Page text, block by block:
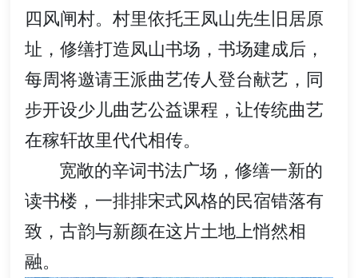
四风闸村。村里依托王凤山先生旧居原
址，修缮打造凤山书场，书场建成后，
每周将邀请王派曲艺传人登台献艺，同
步开设少儿曲艺公益课程，让传统曲艺
在稼轩故里代代相传。
宽敞的辛词书法广场，修缮一新的
读书楼，一排排宋式风格的民宿错落有
致，古韵与新颜在这片土地上悄然相
融。